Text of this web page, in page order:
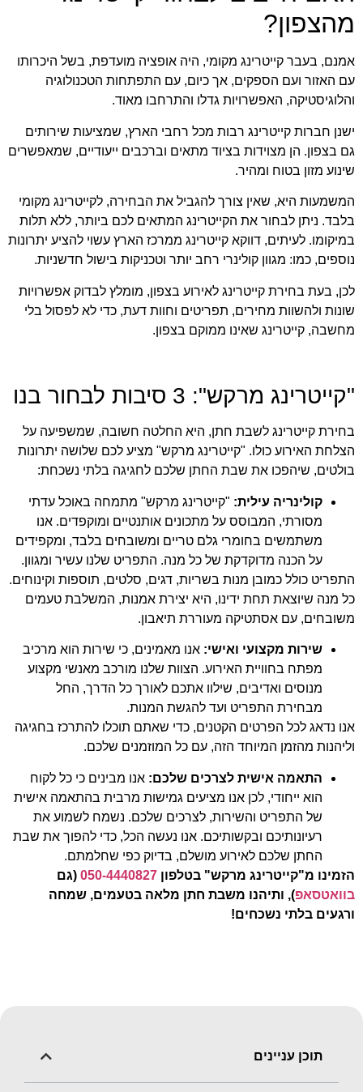
מהצפון?
אמנם, בעבר קייטרינג מקומי, היה אופציה מועדפת, בשל היכרותו
עם האזור ועם הספקים, אך כיום, עם התפתחות הטכנולוגיה
והלוגיסטיקה, האפשרויות גדלו והתרחבו מאוד.
ישנן חברות קייטרינג רבות מכל רחבי הארץ, שמציעות שירותים
גם בצפון. הן מצוידות בציוד מתאים וברכבים ייעודיים, שמאפשרים
שינוע מזון בטוח ומהיר.
המשמעות היא, שאין צורך להגביל את הבחירה, לקייטרינג מקומי
בלבד. ניתן לבחור את הקייטרינג המתאים לכם ביותר, ללא תלות
במיקומו. לעיתים, דווקא קייטרינג ממרכז הארץ עשוי להציע יתרונות
נוספים, כמו: מגוון קולינרי רחב יותר וטכניקות בישול חדשניות.
לכן, בעת בחירת קייטרינג לאירוע בצפון, מומלץ לבדוק אפשרויות
שונות ולהשוות מחירים, תפריטים וחוות דעת, כדי לא לפסול בלי
מחשבה, קייטרינג שאינו ממוקם בצפון.
"קייטרינג מרקש": 3 סיבות לבחור בנו
בחירת קייטרינג לשבת חתן, היא החלטה חשובה, שמשפיעה על
הצלחת האירוע כולו. "קייטרינג מרקש" מציע לכם שלושה יתרונות
בולטים, שיהפכו את שבת החתן שלכם לחגיגה בלתי נשכחת:
קולינריה עילית: "קייטרינג מרקש" מתמחה באוכל עדתי
מסורתי, המבוסס על מתכונים אותנטיים ומוקפדים. אנו
משתמשים בחומרי גלם טריים ומשובחים בלבד, ומקפידים
על הכנה מדוקדקת של כל מנה. התפריט שלנו עשיר ומגוון.
התפריט כולל כמובן מנות בשריות, דגים, סלטים, תוספות וקינוחים.
כל מנה שיוצאת תחת ידינו, היא יצירת אמנות, המשלבת טעמים
משובחים, עם אסתטיקה מעוררת תיאבון.
שירות מקצועי ואישי: אנו מאמינים, כי שירות הוא מרכיב
מפתח בחוויית האירוע. הצוות שלנו מורכב מאנשי מקצוע
מנוסים ואדיבים, שילוו אתכם לאורך כל הדרך, החל
מבחירת התפריט ועד להגשת המנות.
אנו נדאג לכל הפרטים הקטנים, כדי שאתם תוכלו להתרכז בחגיגה
וליהנות מהזמן המיוחד הזה, עם כל המוזמנים שלכם.
התאמה אישית לצרכים שלכם: אנו מבינים כי כל לקוח
הוא ייחודי, לכן אנו מציעים גמישות מרבית בהתאמה אישית
של התפריט והשירות, לצרכים שלכם. נשמח לשמוע את
רעיונותיכם ובקשותיכם. אנו נעשה הכל, כדי להפוך את שבת
החתן שלכם לאירוע מושלם, בדיוק כפי שחלמתם.
הזמינו מ"קייטרינג מרקש" בטלפון 050-4440827 (גם
בוואטסאפ), ותיהנו משבת חתן מלאה בטעמים, שמחה
ורגעים בלתי נשכחים!
תוכן עניינים